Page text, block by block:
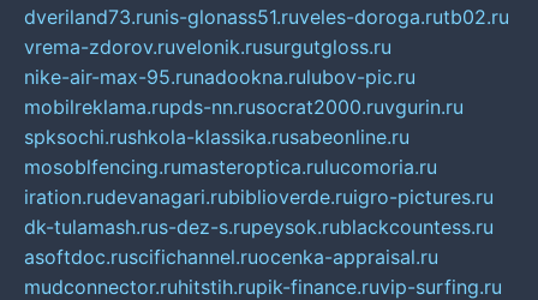
dveriland73.runis-glonass51.ruveles-doroga.rutb02.ru
vrema-zdorov.ruvelonik.rusurgutgloss.ru
nike-air-max-95.runadookna.rulubov-pic.ru
mobilreklama.rupds-nn.rusocrat2000.ruvgurin.ru
spksochi.rushkola-klassika.rusabeonline.ru
mosoblfencing.rumasteroptica.rulucomoria.ru
iration.rudevanagari.rubiblioverde.ruigro-pictures.ru
dk-tulamash.rus-dez-s.rupeysok.rublackcountess.ru
asoftdoc.ruscifichannel.ruocenka-appraisal.ru
mudconnector.ruhitstih.rupik-finance.ruvip-surfing.ru